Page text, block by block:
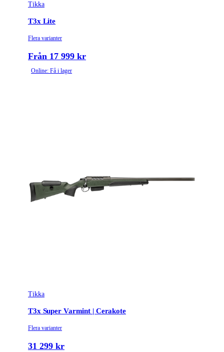
Tikka
T3x Lite
Flera varianter
Från 17 999 kr
Online: Få i lager
Tikka
T3x Super Varmint | Cerakote
Flera varianter
31 299 kr